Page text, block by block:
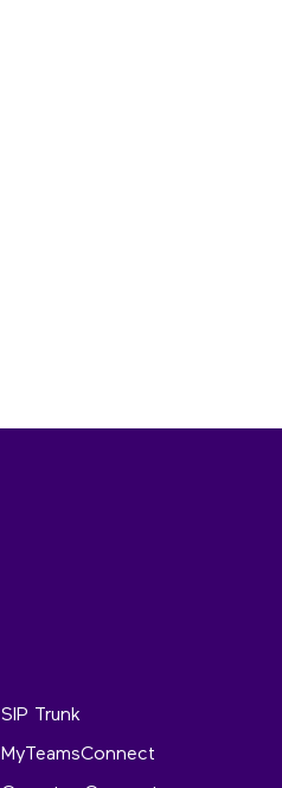
SIP Trunk
MyTeamsConnect